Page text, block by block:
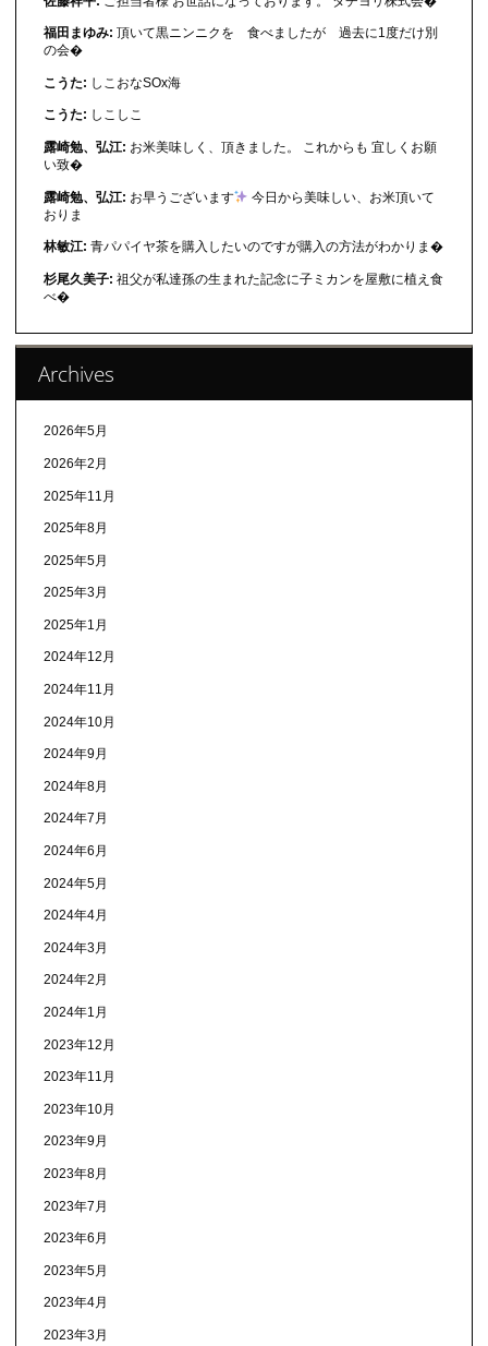
福田まゆみ: 頂いて黒ニンニクを 食べましたが 過去に1度だけ別
の会�
こうた: しこおなSOx海
こうた: しこしこ
露崎勉、弘江: お米美味しく、頂きました。 これからも 宜しくお願
い致�
露崎勉、弘江: お早うございます
今日から美味しい、お米頂いて
おりま
林敏江: 青パパイヤ茶を購入したいのですが購入の方法がわかりま�
杉尾久美子: 祖父が私達孫の生まれた記念に子ミカンを屋敷に植え食
べ�
Archives
2026年5月
2026年2月
2025年11月
2025年8月
2025年5月
2025年3月
2025年1月
2024年12月
2024年11月
2024年10月
2024年9月
2024年8月
2024年7月
2024年6月
2024年5月
2024年4月
2024年3月
2024年2月
2024年1月
2023年12月
2023年11月
2023年10月
2023年9月
2023年8月
2023年7月
2023年6月
2023年5月
2023年4月
2023年3月